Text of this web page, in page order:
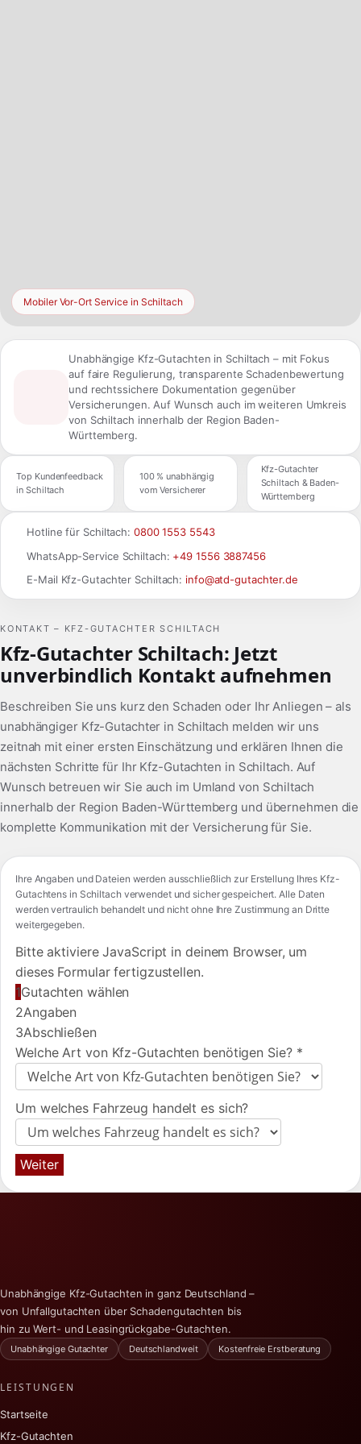
KONTAKT – KFZ-GUTACHTER SCHILTACH
Kfz-Gutachter Schiltach: Jetzt
unverbindlich Kontakt aufnehmen
Beschreiben Sie uns kurz den Schaden oder Ihr Anliegen – als
unabhängiger Kfz-Gutachter in Schiltach melden wir uns
zeitnah mit einer ersten Einschätzung und erklären Ihnen die
nächsten Schritte für Ihr Kfz-Gutachten in Schiltach. Auf
Wunsch betreuen wir Sie auch im Umland von Schiltach
innerhalb der Region Baden-Württemberg und übernehmen die
komplette Kommunikation mit der Versicherung für Sie.
Ihre Angaben und Dateien werden ausschließlich zur Erstellung Ihres Kfz-
Gutachtens in Schiltach verwendet und sicher gespeichert. Alle Daten
werden vertraulich behandelt und nicht ohne Ihre Zustimmung an Dritte
weitergegeben.
Bitte aktiviere JavaScript in deinem Browser, um
dieses Formular fertigzustellen.
1Gutachten wählen
2Angaben
3Abschließen
Welche Art von Kfz-Gutachten benötigen Sie? *
Um welches Fahrzeug handelt es sich?
Weiter
Mobiler Vor-Ort Service in Schiltach
Unabhängige Kfz-Gutachten in Schiltach – mit Fokus
auf faire Regulierung, transparente Schadenbewertung
und rechtssichere Dokumentation gegenüber
Versicherungen. Auf Wunsch auch im weiteren Umkreis
von Schiltach innerhalb der Region Baden-
Württemberg.
Top Kundenfeedback
in Schiltach
100 % unabhängig
vom Versicherer
Kfz-Gutachter
Schiltach & Baden-
Württemberg
Hotline für Schiltach: 0800 1553 5543
WhatsApp-Service Schiltach: +49 1556 3887456
E-Mail Kfz-Gutachter Schiltach: info@atd-gutachter.de
Unabhängige Kfz-Gutachten in ganz Deutschland –
von Unfallgutachten über Schadengutachten bis
hin zu Wert- und Leasingrückgabe-Gutachten.
Unabhängige Gutachter Deutschlandweit Kostenfreie Erstberatung
LEISTUNGEN
Startseite
Kfz-Gutachten